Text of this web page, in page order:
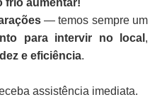
frio aumentar!
— temos sempre um
para intervir no local ,
e eficiência.
assistência imediata.